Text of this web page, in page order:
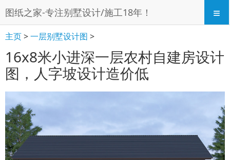
图纸之家-专注别墅设计/施工18年！ ≡
主页>一层别墅设计图 >
16x8米小进深一层农村自建房设计
图，人字坡设计造价低